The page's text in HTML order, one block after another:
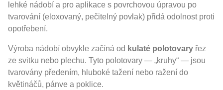
lehké nádobí a pro aplikace s povrchovou úpravou po
tvarování (eloxovaný, pečitelný povlak) přidá odolnost proti
opotřebení.
Výroba nádobí obvykle začíná od kulaté polotovary řez
ze svitku nebo plechu. Tyto polotovary — „kruhy“ — jsou
tvarovány předením, hluboké tažení nebo ražení do
květináčů, pánve a poklice.